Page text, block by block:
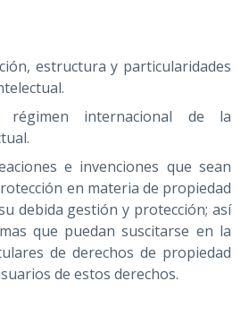
estructura y particularidades
régimen internacional de la
e invenciones que sean
en materia de propiedad
debida gestión y protección; así
que puedan suscitarse en la
de derechos de propiedad
de estos derechos.